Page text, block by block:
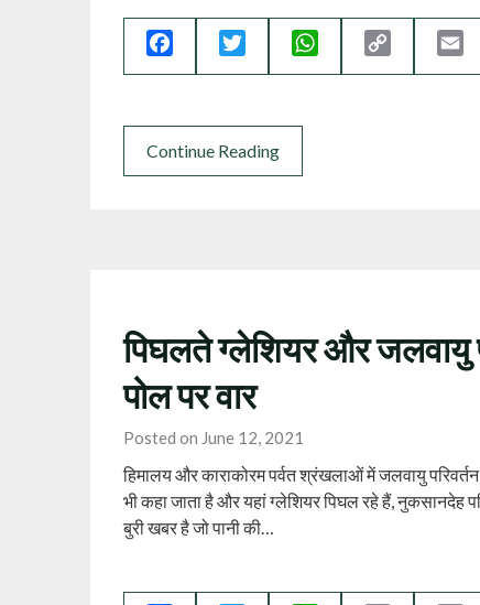
Facebook Twitter WhatsApp
Link
Continue Reading
पिघलते ग्‍लेशियर और जलवायु
पोल पर वार
Posted on June 12, 2021
हिमालय और काराकोरम पर्वत श्रंखलाओं में जलवायु
भी कहा जाता है और यहां ग्‍लेशियर पिघल रहे हैं, नुकसानदेह
बुरी खबर है जो पानी की…